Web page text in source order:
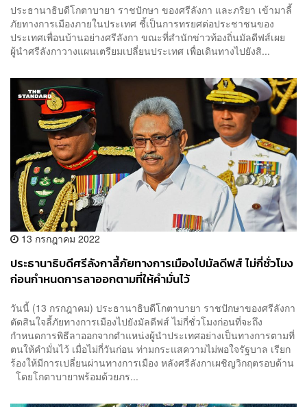
ประธานาธิบดีโกตาบายา ราชปักษา ของศรีลังกา และภริยา เข้ามาลี้
ภัยทางการเมืองภายในประเทศ ชี้เป็นการทรยศต่อประชาชนของ
ประเทศเพื่อนบ้านอย่างศรีลังกา ขณะที่สำนักข่าวท้องถิ่นมัลดีฟส์เผย
ผู้นำศรีลังกาวางแผนเตรียมเปลี่ยนประเทศ เพื่อเดินทางไปยังสิ...
13 กรกฎาคม 2022
ประธานาธิบดีศรีลังกาลี้ภัยทางการเมืองไปมัลดีฟส์ ไม่กี่ชั่วโมง
ก่อนกำหนดการลาออกตามที่ให้คำมั่นไว้
วันนี้ (13 กรกฎาคม) ประธานาธิบดีโกตาบายา ราชปักษาของศรีลังกา
ตัดสินใจลี้ภัยทางการเมืองไปยังมัลดีฟส์ ไม่กี่ชั่วโมงก่อนที่จะถึง
กำหนดการพิธีลาออกจากตำแหน่งผู้นำประเทศอย่างเป็นทางการตามที่
ตนให้คำมั่นไว้ เมื่อไม่กี่วันก่อน ท่ามกระแสความไม่พอใจรัฐบาล เรียก
ร้องให้มีการเปลี่ยนผ่านทางการเมือง หลังศรีลังกาเผชิญวิกฤตรอบด้าน
โดยโกตาบายาพร้อมด้วยภร...